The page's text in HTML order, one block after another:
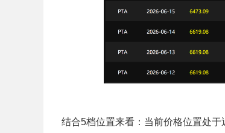
结合5档位置来看：当前价格位置处于